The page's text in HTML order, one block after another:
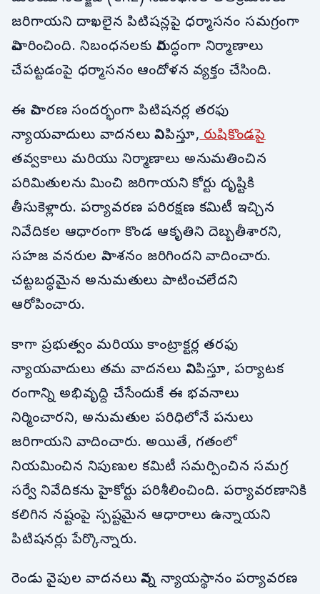
జరిగాయని దాఖలైన పిటిషన్లపై ధర్మాసనం సమగ్రంగా
విచారించింది. నిబంధనలకు విరుద్ధంగా నిర్మాణాలు
చేపట్టడంపై ధర్మాసనం ఆందోళన వ్యక్తం చేసింది.
ఈ విచారణ సందర్భంగా పిటిషనర్ల తరఫు
న్యాయవాదులు వాదనలు వినిపిస్తూ,రుషికొండపై
తవ్వకాలు మరియు నిర్మాణాలు అనుమతించిన
పరిమితులను మించి జరిగాయని కోర్టు దృష్టికి
తీసుకెళ్లారు. పర్యావరణ పరిరక్షణ కమిటీ ఇచ్చిన
నివేదికల ఆధారంగా కొండ ఆకృతిని దెబ్బతీశారని,
సహజ వనరుల వినాశనం జరిగిందని వాదించారు.
చట్టబద్ధమైన అనుమతులు పాటించలేదని
ఆరోపించారు.
కాగా ప్రభుత్వం మరియు కాంట్రాక్టర్ల తరఫు
న్యాయవాదులు తమ వాదనలు వినిపిస్తూ, పర్యాటక
రంగాన్ని అభివృద్ది చేసేందుకే ఈ భవనాలు
నిర్మించారని, అనుమతుల పరిధిలోనే పనులు
జరిగాయని వాదించారు. అయితే, గతంలో
నియమించిన నిపుణుల కమిటీ సమర్పించిన సమగ్ర
సర్వే నివేదికను హైకోర్టు పరిశీలించింది. పర్యావరణానికి
కలిగిన నష్టంపై స్పష్టమైన ఆధారాలు ఉన్నాయని
పిటిషనర్లు పేర్కొన్నారు.
రెండు వైపుల వాదనలు విన్న న్యాయస్థానం పర్యావరణ